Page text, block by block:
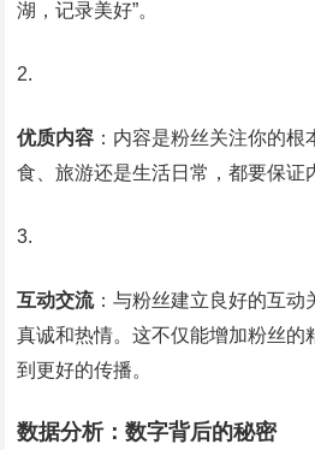
湖，记录美好”。
优质内容 ：内容是粉丝关注你的
食、旅游还是生活日常，都要保证
互动交流：与粉丝建立良好的互动
真诚和热情。这不仅能增加粉丝的
到更好的传播。
数据分析：数字背后的秘密